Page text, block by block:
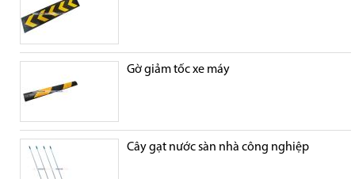
Gờ giảm tốc xe máy
Cây gạt nước sàn nhà công nghiệp